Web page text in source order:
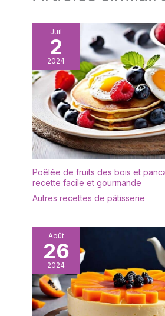
mettre en
bougies
séchées
de
de dôme
permet
parfaite
angles.
Mise en
cette
avec
écrin
poussière
C'est
l'éclat de
tout en
en
Sans
Juil
2
2024
Poêlée de fruits des bois et
recette facile et gourmande
Autres recettes de pâtisserie
Août
26
2024